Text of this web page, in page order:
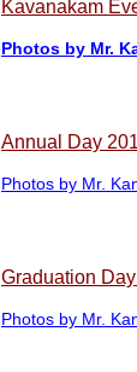
Kavanakam
Photos by Mr.
Annual Day
Photos by Mr.
Graduation
Photos by Mr.